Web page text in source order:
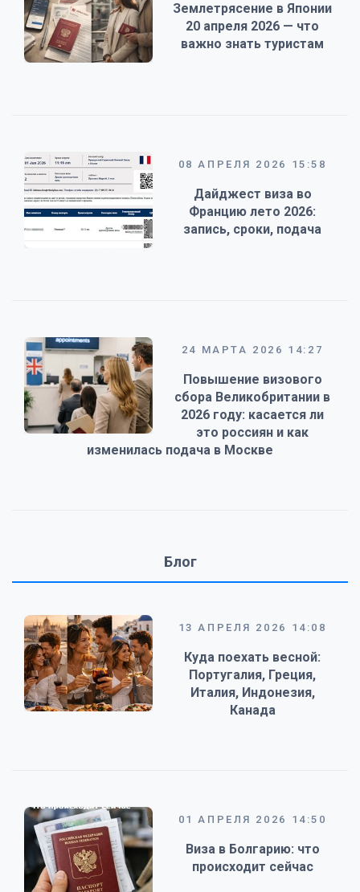
Землетрясение в Японии
20 апреля 2026 — что
важно знать туристам
08 АПРЕЛЯ 2026 15:58
Дайджест виза во
Францию лето 2026:
запись, сроки, подача
24 МАРТА 2026 14:27
Повышение визового
сбора Великобритании в
2026 году: касается ли
это россиян и как
изменилась подача в Москве
Блог
13 АПРЕЛЯ 2026 14:08
Куда поехать весной:
Португалия, Греция,
Италия, Индонезия,
Канада
01 АПРЕЛЯ 2026 14:50
Виза в Болгарию: что
происходит сейчас